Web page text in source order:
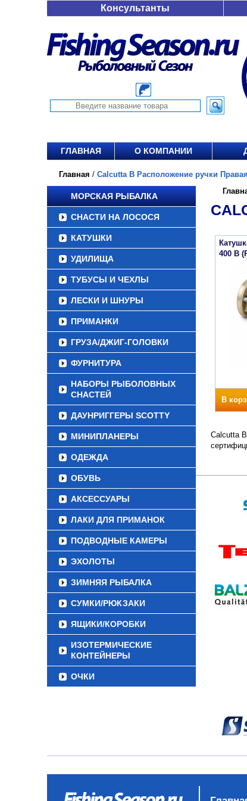
Консультанты
ГЛАВНАЯ О КОМПАНИИ
Главная / Calcutta B Расположение ручки
МОРСКАЯ РЫБАЛКА
СНАСТИ НА ЛОСОСЯ
КАТУШКИ
УДИЛИЩА
ТУБУСЫ И ЧЕХЛЫ
ЛЕСКИ И ШНУРЫ
ПРИМАНКИ
ГРУЗА/ДЖИГ-ГОЛОВКИ
ФУРНИТУРА
НАБОРЫ РЫБОЛОВНЫХ
СНАСТЕЙ
ДАУНРИГГЕРЫ SCOTTY
МИНИПЛАНЕРЫ
ОДЕЖДА
ОБУВЬ
АКСЕССУАРЫ
ЛАКИ ДЛЯ ПРИМАНОК
ПОДВОДНЫЕ КАМЕРЫ
ЭХОЛОТЫ
ЗИМНЯЯ РЫБАЛКА
СУМКИ/РЮКЗАКИ
ЯЩИКИ/КОРОБКИ
ИЗОТЕРМИЧЕСКИЕ
КОНТЕЙНЕРЫ
ОЧКИ
400 B
В
Calcutta